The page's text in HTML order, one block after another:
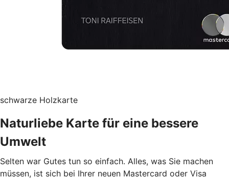
schwarze Holzkarte
Naturliebe Karte für eine bessere
Umwelt
Selten war Gutes tun so einfach. Alles, was Sie machen
müssen, ist sich bei Ihrer neuen Mastercard oder Visa